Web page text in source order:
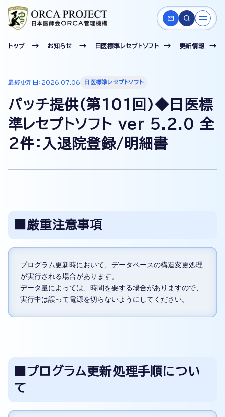
トップ お知らせ 日医標準レセプトソフト 更新情報
最終更新日：2026.07.06 日医標準レセプトソフト
パッチ提供(第101回)◆日医標
準レセプトソフト ver 5.2.0 全
2件：入退院登録/明細書
■厳重注意事項
プログラム更新時において、データベースの構造変更処理
が実行される場合があります。
データ量によっては、時間を要する場合がありますので、
■プログラム更新処理手順につい
て